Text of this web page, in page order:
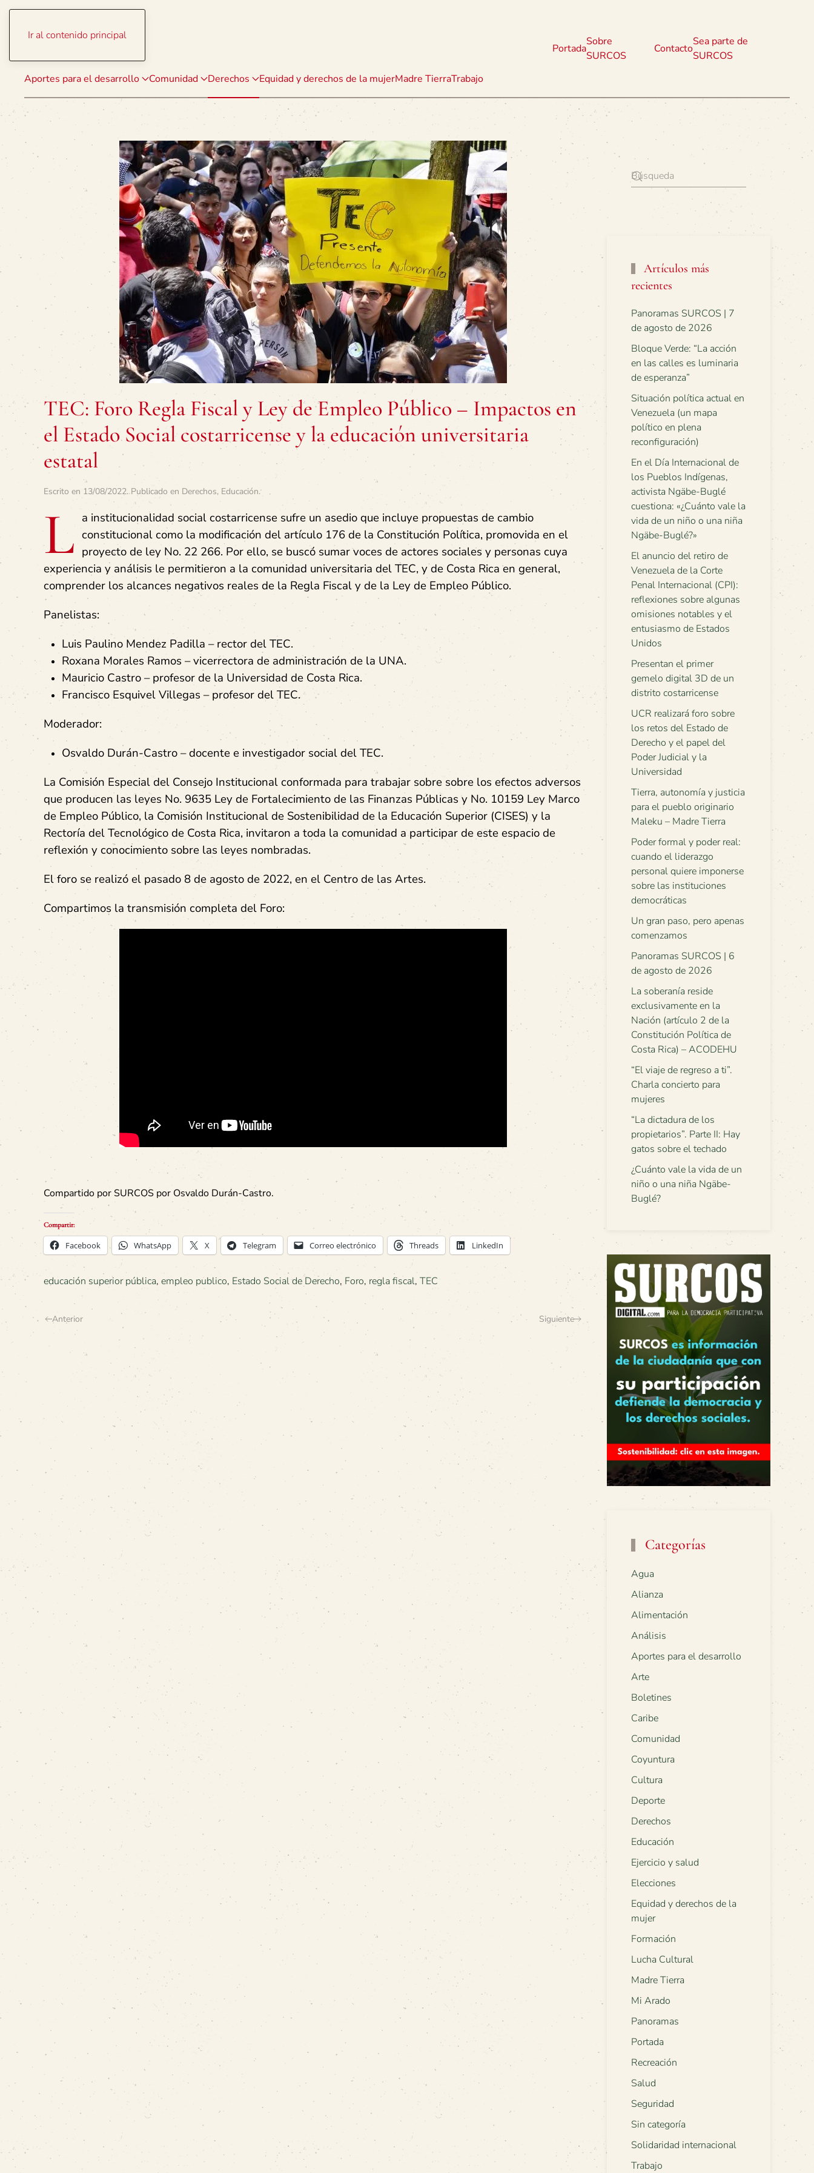
Ir al contenido principal
Aportes para el desarrollo Comunidad Derechos Equidad y derechos de la mujerMadre TierraTrabajo
Portada
Sobre
SURCOS
Contacto
Sea parte de
SURCOS
TEC: Foro Regla Fiscal y Ley de Empleo Público – Impactos en
el Estado Social costarricense y la educación universitaria
estatal
Escrito en 13/08/2022. Publicado en Derechos, Educación.
L a institucionalidad social costarricense sufre un asedio que incluye propuestas de cambio
constitucional como la modificación del artículo 176 de la Constitución Política, promovida en el
proyecto de ley No. 22 266. Por ello, se buscó sumar voces de actores sociales y personas cuya
experiencia y análisis le permitieron a la comunidad universitaria del TEC, y de Costa Rica en general,
comprender los alcances negativos reales de la Regla Fiscal y de la Ley de Empleo Público.
Panelistas:
Luis Paulino Mendez Padilla – rector del TEC.
Roxana Morales Ramos – vicerrectora de administración de la UNA.
Mauricio Castro – profesor de la Universidad de Costa Rica.
Francisco Esquivel Villegas – profesor del TEC.
Moderador:
Osvaldo Durán-Castro – docente e investigador social del TEC.
La Comisión Especial del Consejo Institucional conformada para trabajar sobre sobre los efectos adversos
que producen las leyes No. 9635 Ley de Fortalecimiento de las Finanzas Públicas y No. 10159 Ley Marco
de Empleo Público, la Comisión Institucional de Sostenibilidad de la Educación Superior (CISES) y la
Rectoría del Tecnológico de Costa Rica, invitaron a toda la comunidad a participar de este espacio de
reflexión y conocimiento sobre las leyes nombradas.
El foro se realizó el pasado 8 de agosto de 2022, en el Centro de las Artes.
Compartimos la transmisión completa del Foro:
Compartido por SURCOS por Osvaldo Durán-Castro.
Compartir:
Facebook WhatsApp X Telegram Correo electrónico Threads LinkedIn
educación superior pública, empleo publico, Estado Social de Derecho, Foro, regla fiscal, TEC
Anterior Siguiente
Artículos más
recientes
Panoramas SURCOS | 7
de agosto de 2026
Bloque Verde: “La acción
en las calles es luminaria
de esperanza”
Situación política actual en
Venezuela (un mapa
político en plena
reconfiguración)
En el Día Internacional de
los Pueblos Indígenas,
activista Ngäbe-Buglé
cuestiona: «¿Cuánto vale la
vida de un niño o una niña
Ngäbe-Buglé?»
El anuncio del retiro de
Venezuela de la Corte
Penal Internacional (CPI):
reflexiones sobre algunas
omisiones notables y el
entusiasmo de Estados
Unidos
Presentan el primer
gemelo digital 3D de un
distrito costarricense
UCR realizará foro sobre
los retos del Estado de
Derecho y el papel del
Poder Judicial y la
Universidad
Tierra, autonomía y justicia
para el pueblo originario
Maleku – Madre Tierra
Poder formal y poder real:
cuando el liderazgo
personal quiere imponerse
sobre las instituciones
democráticas
Un gran paso, pero apenas
comenzamos
Panoramas SURCOS | 6
de agosto de 2026
La soberanía reside
exclusivamente en la
Nación (artículo 2 de la
Constitución Política de
Costa Rica) – ACODEHU
“El viaje de regreso a ti”.
Charla concierto para
mujeres
“La dictadura de los
propietarios”. Parte II: Hay
gatos sobre el techado
¿Cuánto vale la vida de un
niño o una niña Ngäbe-
Buglé?
Categorías
Agua
Alianza
Alimentación
Análisis
Aportes para el desarrollo
Arte
Boletines
Caribe
Comunidad
Coyuntura
Cultura
Deporte
Derechos
Educación
Ejercicio y salud
Elecciones
Equidad y derechos de la
mujer
Formación
Lucha Cultural
Madre Tierra
Mi Arado
Panoramas
Portada
Recreación
Salud
Seguridad
Sin categoría
Solidaridad internacional
Trabajo